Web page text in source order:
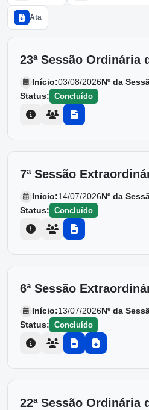
Ata
23ª Sessão Ordinária
Início:03/08/2026Nº da
Status: Concluído
7ª Sessão
Início:14/07/2026Nº da
Status: Concluído
6ª Sessão
Início:13/07/2026Nº da
Status: Concluído
22ª Sessão Ordinária